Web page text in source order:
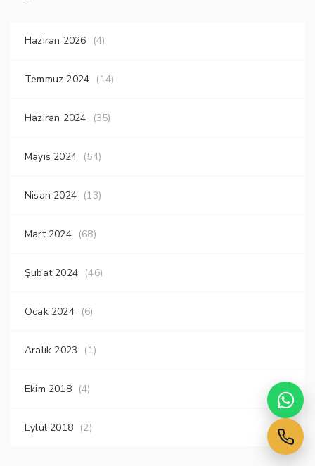
Haziran 2026 (4)
Temmuz 2024 (14)
Haziran 2024 (35)
Mayıs 2024 (54)
Nisan 2024 (13)
Mart 2024 (68)
Şubat 2024 (46)
Ocak 2024 (6)
Aralık 2023 (1)
Ekim 2018 (4)
Eylül 2018 (2)